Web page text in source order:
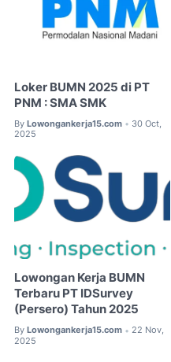
Loker BUMN 2025 di PT
PNM : SMA SMK
By Lowongankerja15.com • 30 Oct,
2025
Lowongan Kerja BUMN
Terbaru PT IDSurvey
(Persero) Tahun 2025
By Lowongankerja15.com • 22 Nov,
2025